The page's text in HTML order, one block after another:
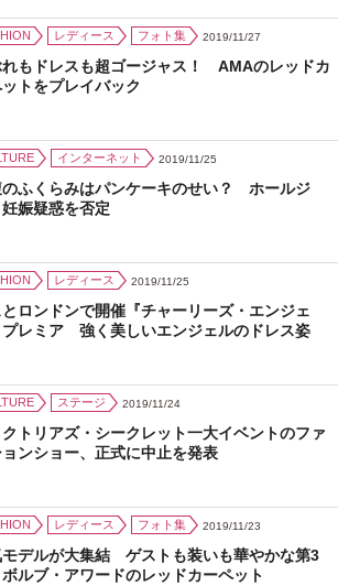
レディース フォト集 2019/11/27
れもドレスも超ゴージャス！ AMAのレッドカ
トをプレイバック
インターネット 2019/11/25
のふくらみはパンケーキのせい？ ホールジ
娠疑惑を否定
レディース 2019/11/25
とロンドンで開催『チャーリーズ・エンジェ
プレミア 強く美しいエンジェルのドレス姿
ステージ 2019/11/24
トリアズ・シークレット一大イベントのファ
ョンショー、正式に中止を発表
レディース フォト集 2019/11/23
モデルが大集結 ゲストも装いも華やかな第3
ルブ・アワードのレッドカーペット